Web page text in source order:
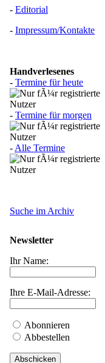
- Editorial
- Impressum/Kontakte
Handverlesenes
- Termine für heute
- Termine für morgen
- Alle Termine
Suche im Archiv
Newsletter
Ihr Name:
Ihre E-Mail-Adresse:
Abonnieren
Abbestellen